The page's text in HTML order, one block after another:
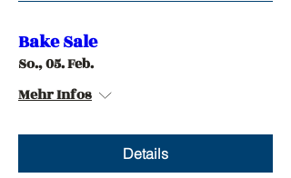
Bake Sale
So., 05. Feb.
Mehr Infos
Details